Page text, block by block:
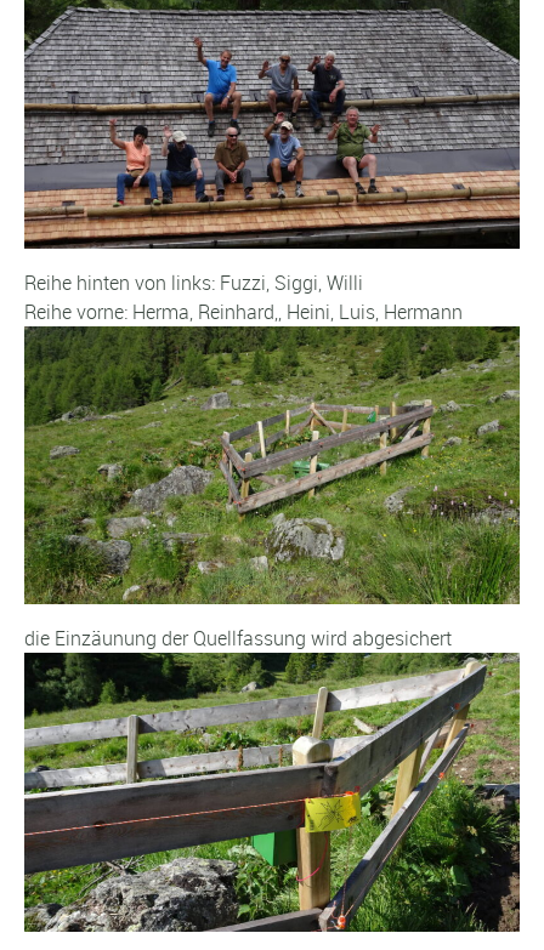
Reihe hinten von links: Fuzzi, Siggi, Willi
Reihe vorne: Herma, Reinhard,, Heini, Luis, Hermann
die Einzäunung der Quellfassung wird abgesichert